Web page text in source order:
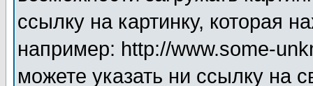
ссылку на картинку, которая
например: http://www.some-
можете указать ни ссылку на